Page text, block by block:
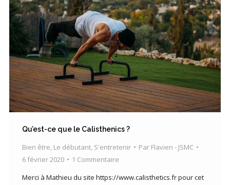
Qu’est-ce que le Calisthenics ?
Bien être, Le débutant, S'entretenir Par Flavien - JSMC
6 février 2020
1 Commentaire
Merci à Mathieu du site https://www.calisthetics.fr pour cet